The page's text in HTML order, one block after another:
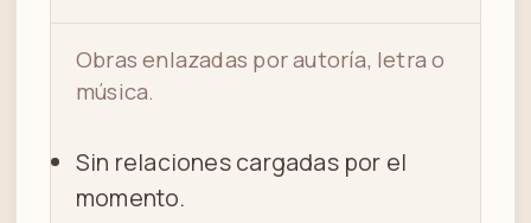
Obras enlazadas por autoría, letra o
música.
Sin relaciones cargadas por el
momento.